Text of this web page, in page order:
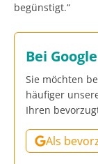
begünstigt.“
Bei
Sie möchten
häufiger
Ihren
Als